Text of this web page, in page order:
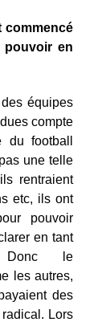
commencé
pouvoir en
équipes
compte
football
une telle
rentraient
etc, ils ont
pouvoir
en tant
Donc le
les autres,
des
Lors